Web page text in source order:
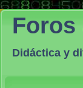
Foros
Didáctica y